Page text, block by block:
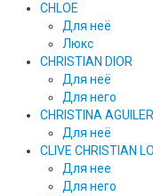
CHLOE
Для неё
Люкс
CHRISTIAN DIOR
Для неё
Для него
CHRISTINA
Для неё
CLIVE CHRISTIAN
Для нее
Для него